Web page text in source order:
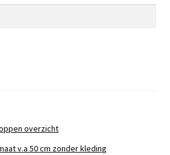
overzicht
v.a 50 cm zonder kleding